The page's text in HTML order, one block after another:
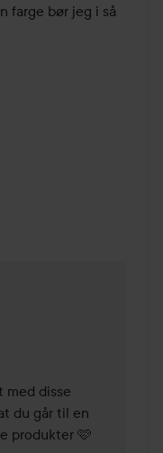
farge bør jeg i så
lades 1 år
med disse
du går til en
produkter 🩷